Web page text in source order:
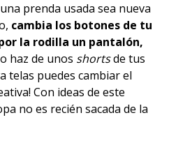
prenda usada sea nueva
cambia los botones de tu
la rodilla un pantalón,
haz de unos shortsde tus
telas puedes cambiar el
Con ideas de este
no es recién sacada de la